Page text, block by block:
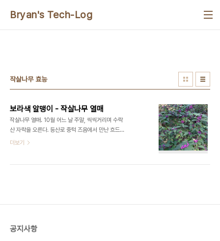
Bryan's Tech-Log
작살나무 효능
보라색 알맹이 - 작살나무 열매
작살나무 열매. 10월 어느 날 주말, 씩씩거리며 수락
산 자락을 오른다. 등산로 중턱 즈음에서 만난 흐드러
지게 핀 자주색 알맹이들이 눈을 유혹한다. 언뜻 수줍
명. 하지만 아직은 꽃을 본 적이 없다. 공해와 추위,
더보기
공지사항